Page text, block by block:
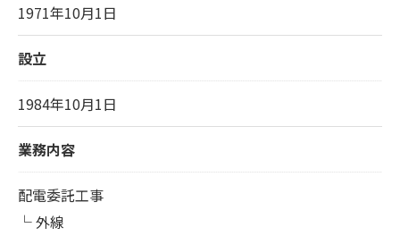
1971年10月1日
設立
1984年10月1日
業務内容
配電委託工事
└ 外線